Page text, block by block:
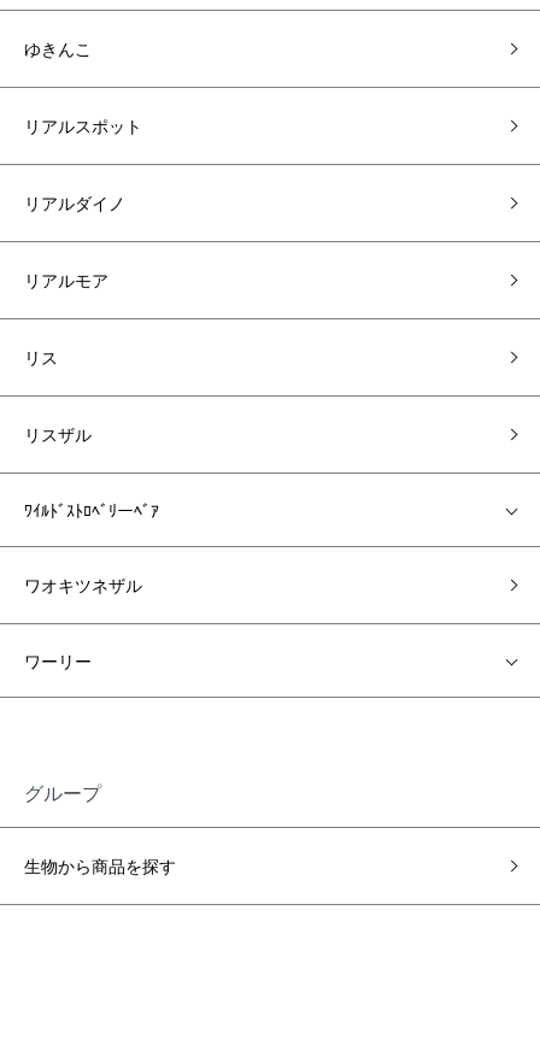
ゆきんこ
リアルスポット
リアルダイノ
リアルモア
リス
リスザル
ﾜｲﾙﾄﾞｽﾄﾛﾍﾞﾘーﾍﾞｱ
ワオキツネザル
ワーリー
グループ
生物から商品を探す